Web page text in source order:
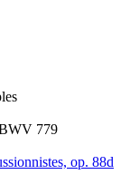
779
op. 88d